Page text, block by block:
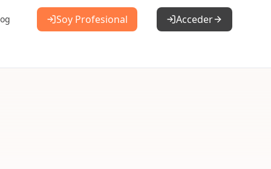
Soy Profesional Acceder